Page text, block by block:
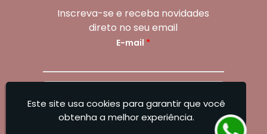
Inscreva-se e receba novidades
direto no seu email
E-mail *
Sangoleti Odontologia - Estética Dental e
Este site usa cookies para garantir que você
obtenha a melhor experiência.